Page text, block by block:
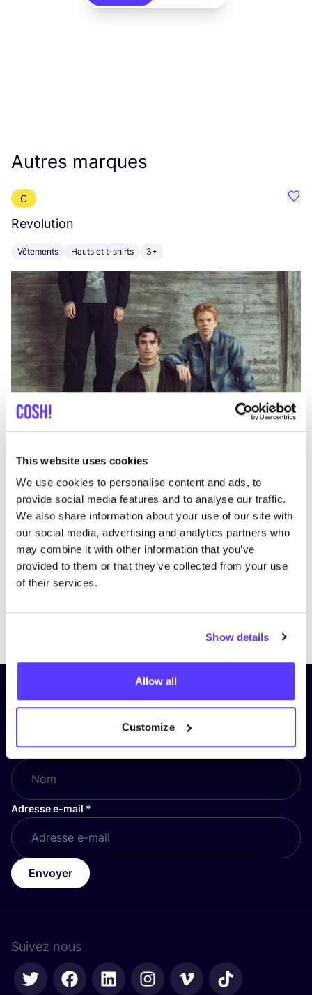
This website uses cookies
We use cookies to personalise content and ads, to
provide social media features and to analyse our traffic.
We also share information about your use of our site with
our social media, advertising and analytics partners who
may combine it with other information that you’ve
provided to them or that they’ve collected from your use
of their services.
Show details
Allow all
Customize
Autres marques
C
Revolution
Vêtements Hauts et t-shirts 3+
Inscrivez-vous à notre lettre
d’information et restez informé !
Nom*
Adresse e-mail *
Envoyer
Suivez nous